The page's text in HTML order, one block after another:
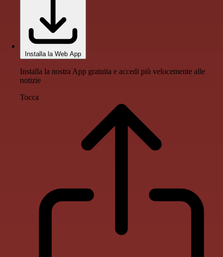
Installa la Web App
Installa la nostra App gratuita e accedi più velocemente alle
notizie
Tocca